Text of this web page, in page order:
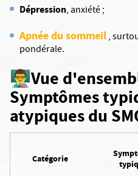
Dépression, anxiété ;
Apnée du sommeil,
pondérale.
👨‍🏫Vue
Symptômes
atypiques du
Catégorie